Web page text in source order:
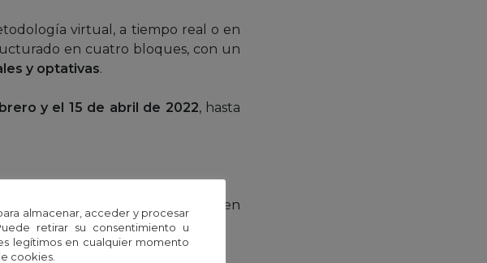
virtual, a tiempo real o en
en cuatro bloques, con un
y optativas.
y el 15 de abril de 2022, hasta
Santo Domingo, Granada.
de Estudios Árabes (CSIC) en
almacenar, acceder y procesar
retirar su consentimiento u
legítimos en cualquier momento
cookies.